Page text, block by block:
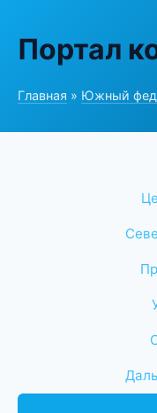
Портал
Главная » Южный